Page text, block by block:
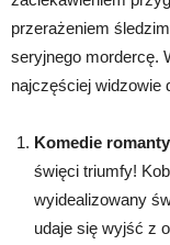
przerażeniem
seryjnego mordercę.
najczęściej widzowie
Komedie
święci triumfy!
wyidealizowany
udaje się wyjść z